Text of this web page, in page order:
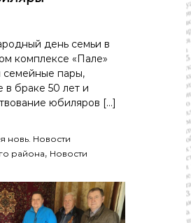
день семьи в
комплексе «Пале»
семейные пары,
браке 50 лет и
юбиляров […]
новь. Новости
района, Новости